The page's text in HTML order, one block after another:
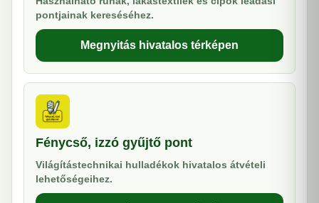
pontjainak kereséséhez.
Megnyitás hivatalos térképen
Fénycső, izzó gyűjtő pont
Világítástechnikai hulladékok hivatalos átvételi
lehetőségeihez.